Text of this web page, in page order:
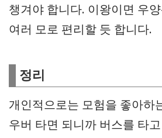
챙겨야 합니다. 이왕이면 우
여러 모로 편리할 듯 합니다.
정리
개인적으로는 모험을 좋아하
우버 타면 되니까 버스를 타